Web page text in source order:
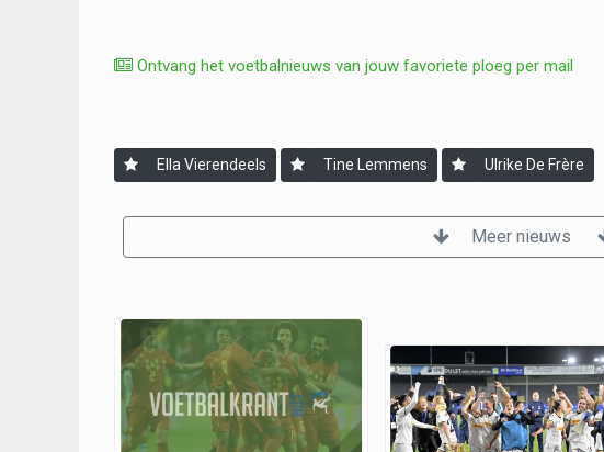
Ontvang het voetbalnieuws van jouw favoriete ploeg per mail
Ella Vierendeels Tine Lemmens Ulrike De Frère
Meer nieuws